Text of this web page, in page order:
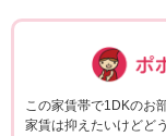
この家賃帯で1DKのお
家賃は抑えたいけどど